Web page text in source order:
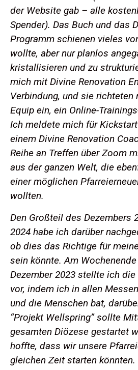
der Website gab – alle
Spender). Das Buch und das
Programm schienen vieles
wollte, aber nur planlos
kristallisieren und zu
mich mit Divine Renovation
Verbindung, und sie richteten
Equip ein, ein Online-
Ich meldete mich für
einem Divine Renovation
Reihe an Treffen über Zoom
aus der ganzen Welt, die
einer möglichen
wollten.
Den Großteil des Dezembers
2024 habe ich darüber
ob dies das Richtige für
sein könnte. Am
Dezember 2023 stellte ich
vor, indem ich in allen
und die Menschen bat,
“Projekt Wellspring” sollte
gesamten Diözese gestartet
hoffte, dass wir unsere
gleichen Zeit starten